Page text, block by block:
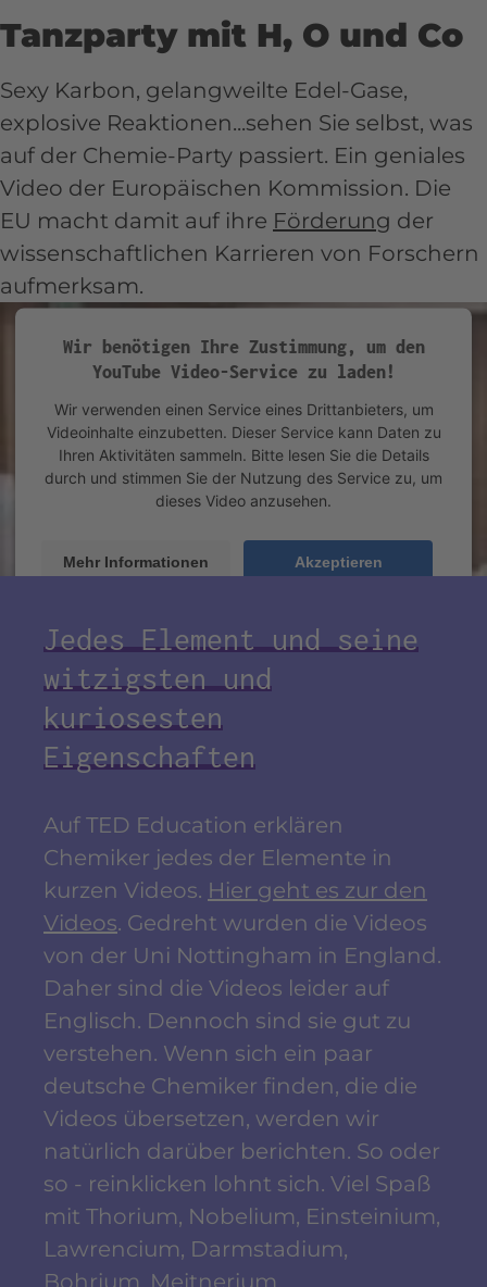
Tanzparty mit H, O und Co
Sexy Karbon, gelangweilte Edel-Gase,
explosive Reaktionen...sehen Sie selbst, was
auf der Chemie-Party passiert. Ein geniales
Video der Europäischen Kommission. Die
EU macht damit auf ihre Förderung der
wissenschaftlichen Karrieren von Forschern
aufmerksam.
Wir benötigen Ihre Zustimmung, um den
YouTube Video-Service zu laden!
Wir verwenden einen Service eines Drittanbieters, um
Videoinhalte einzubetten. Dieser Service kann Daten zu
Ihren Aktivitäten sammeln. Bitte lesen Sie die Details
durch und stimmen Sie der Nutzung des Service zu, um
dieses Video anzusehen.
Mehr Informationen Akzeptieren
Jedes Element und seine
witzigsten und
kuriosesten
Eigenschaften
Auf TED Education erklären
Chemiker jedes der Elemente in
kurzen Videos. Hier geht es zur den
Videos. Gedreht wurden die Videos
von der Uni Nottingham in England.
Daher sind die Videos leider auf
Englisch. Dennoch sind sie gut zu
verstehen. Wenn sich ein paar
deutsche Chemiker finden, die die
Videos übersetzen, werden wir
natürlich darüber berichten. So oder
so - reinklicken lohnt sich. Viel Spaß
mit Thorium, Nobelium, Einsteinium,
Lawrencium, Darmstadium,
Bohrium, Meitnerium,